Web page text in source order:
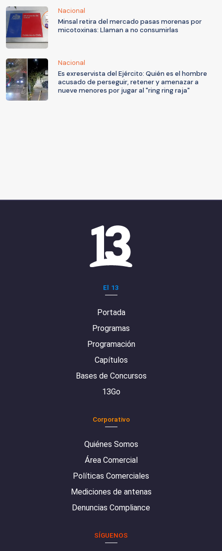
Nacional
Minsal retira del mercado pasas morenas por
micotoxinas: Llaman a no consumirlas
Nacional
Es exreservista del Ejército: Quién es el hombre
acusado de perseguir, retener y amenazar a
nueve menores por jugar al "ring ring raja"
El 13
Portada
Programas
Programación
Capítulos
Bases de Concursos
13Go
Corporativo
Quiénes Somos
Área Comercial
Políticas Comerciales
Mediciones de antenas
Denuncias Compliance
SÍGUENOS